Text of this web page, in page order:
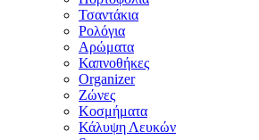
Τσαντάκια
Ρολόγια
Αρώματα
Καπνοθήκες
Organizer
Ζώνες
Κοσμήματα
Κάλυψη Λευκών